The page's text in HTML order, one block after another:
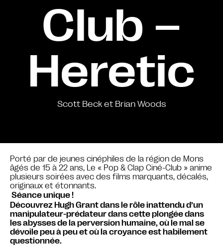
Club –
Heretic
Scott Beck et Brian Woods
Porté par de jeunes cinéphiles de la région de Mons
âgés de 15 à 22 ans, Le « Pop & Clap Ciné-Club » anime
plusieurs soirées avec des films marquants, décalés,
originaux et étonnants.
Séance unique !
Découvrez Hugh Grant dans le rôle inattendu d’un
manipulateur-prédateur dans cette plongée dans
les abysses de la perversion humaine, où le mal se
dévoile peu à peu et où la croyance est habilement
questionnée.